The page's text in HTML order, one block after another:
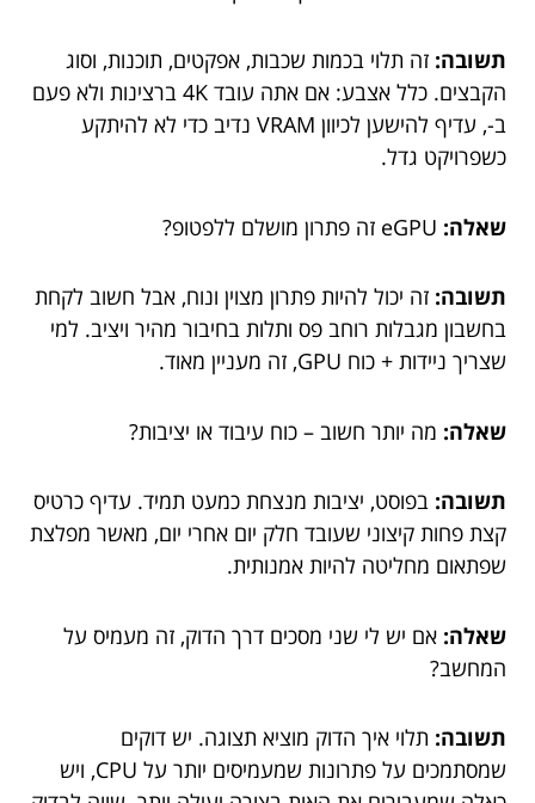
תשובה: זה תלוי בכמות שכבות, אפקטים, תוכנות, וסוג
הקבצים. כלל אצבע: אם אתה עובד 4K ברצינות ולא פעם
ב-, עדיף להישען לכיוון VRAM נדיב כדי לא להיתקע
כשפרויקט גדל.
שאלה:
תשובה: זה יכול להיות פתרון מצוין ונוח, אבל חשוב לקחת
בחשבון מגבלות רוחב פס ותלות בחיבור מהיר ויציב. למי
שצריך ניידות + כוח GPU, זה מעניין מאוד.
שאלה: מה יותר חשוב – כוח עיבוד או יציבות?
תשובה: בפוסט, יציבות מנצחת כמעט תמיד. עדיף כרטיס
קצת פחות קיצוני שעובד חלק יום אחרי יום, מאשר מפלצת
שפתאום מחליטה להיות אמנותית.
שאלה: אם יש לי שני מסכים דרך הדוק, זה מעמיס על
המחשב?
תשובה: תלוי איך הדוק מוציא תצוגה. יש דוקים
שמסתמכים על פתרונות שמעמיסים יותר על CPU, ויש